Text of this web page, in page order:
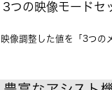
3つの映像モードセ
映像調整した値を「3つの